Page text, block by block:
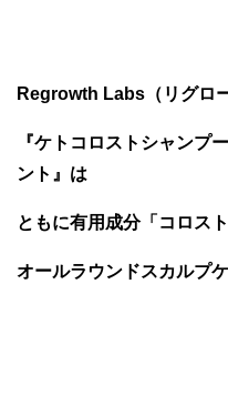
Regrowth Labs（リグロ
『ケトコロストシャンプ
ント』は
ともに有用成分「コロス
オールラウンドスカルプ